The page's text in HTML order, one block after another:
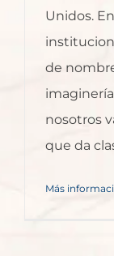
Unidos.
de
nosotros
que da
Más